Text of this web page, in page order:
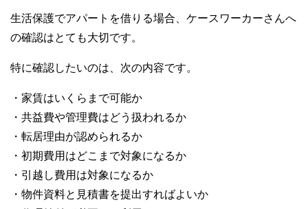
生活保護でアパートを借りる場合、ケースワーカーさんへ
の確認はとても大切です。
特に確認したいのは、次の内容です。
・家賃はいくらまで可能か
・共益費や管理費はどう扱われるか
・転居理由が認められるか
・初期費用はどこまで対象になるか
・引越し費用は対象になるか
・物件資料と見積書を提出すればよいか